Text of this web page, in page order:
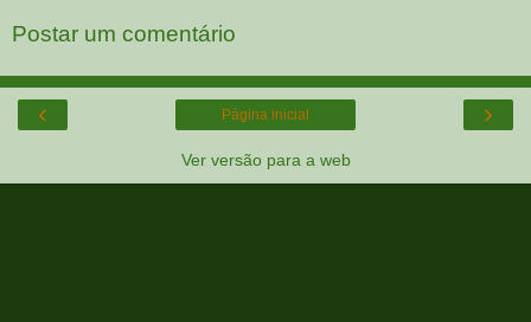
Postar um comentário
‹ ›
Página inicial
Ver versão para a web